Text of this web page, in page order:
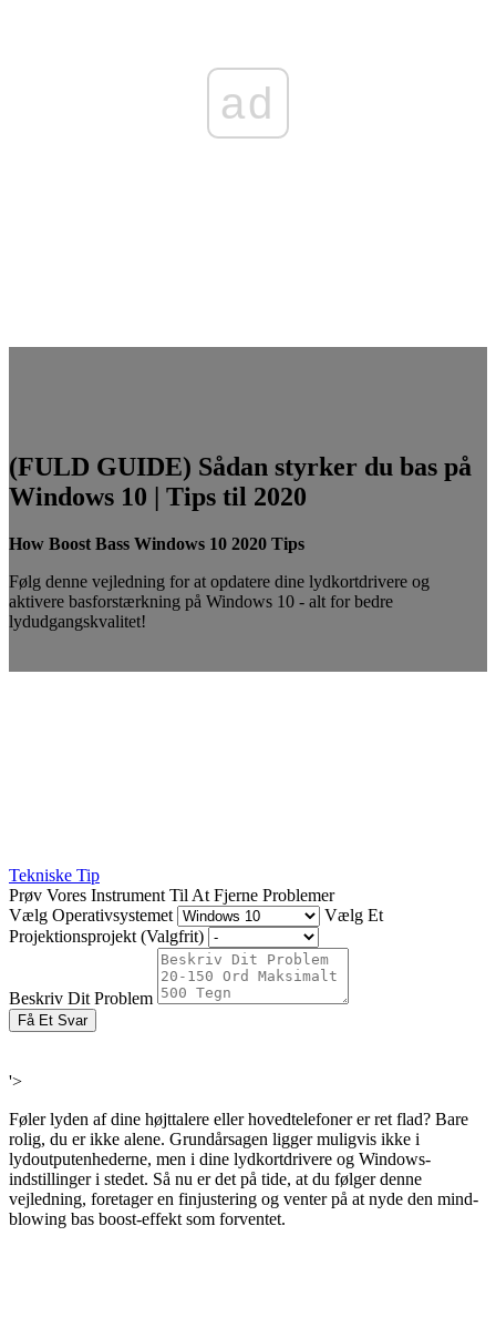
ad
(FULD GUIDE) Sådan styrker du bas på
Windows 10 | Tips til 2020
How Boost Bass Windows 10 2020 Tips
Følg denne vejledning for at opdatere dine lydkortdrivere og
aktivere basforstærkning på Windows 10 - alt for bedre
lydudgangskvalitet!
Tekniske Tip
Prøv Vores Instrument Til At Fjerne Problemer
Vælg Operativsystemet
Vælg Et
Projektionsprojekt (Valgfrit)
Beskriv Dit Problem
Få Et Svar
'>
Føler lyden af ​​dine højttalere eller hovedtelefoner er ret flad? Bare
rolig, du er ikke alene. Grundårsagen ligger muligvis ikke i
lydoutputenhederne, men i dine lydkortdrivere og Windows-
indstillinger i stedet. Så nu er det på tide, at du følger denne
vejledning, foretager en finjustering og venter på at nyde den mind-
blowing bas boost-effekt som forventet.